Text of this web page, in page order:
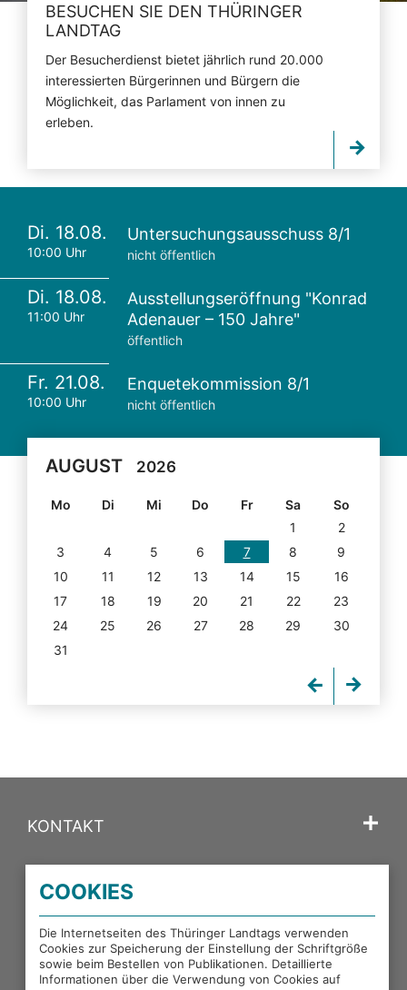
BESUCHEN SIE DEN THÜRINGER
LANDTAG
Der Besucherdienst bietet jährlich rund 20.000
interessierten Bürgerinnen und Bürgern die
Möglichkeit, das Parlament von innen zu
erleben.
Di. 18.08.
10:00 Uhr
Untersuchungsausschuss 8/1
nicht öffentlich
Di. 18.08.
11:00 Uhr
Ausstellungseröffnung "Konrad
Adenauer – 150 Jahre"
öffentlich
Fr. 21.08.
10:00 Uhr
Enquetekommission 8/1
nicht öffentlich
AUGUST 2026
Mo Di Mi Do Fr Sa
So
1
2
3
4 5 6 7 8
9
10
11 12 13 14 15
16
17
18 19 20 21 22
23
24
25 26 27 28 29
30
31
KONTAKT
PORTALE DES THÜRINGER LANDTAGS
EXTERNE LINKS
COOKIES
Die Internetseiten des Thüringer Landtags verwenden
Cookies zur Speicherung der Einstellung der Schriftgröße
sowie beim Bestellen von Publikationen. Detaillierte
Informationen über die Verwendung von Cookies auf